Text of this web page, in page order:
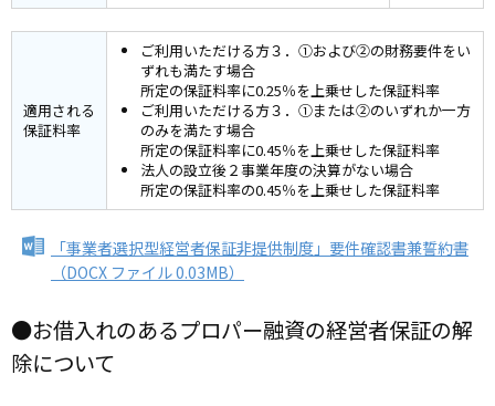
適用される
保証料率
ご利用いただける方３．①および②の財務要件をい
ずれも満たす場合
所定の保証料率に0.25％を上乗せした保証料率
ご利用いただける方３．①または②のいずれか一方
のみを満たす場合
所定の保証料率に0.45％を上乗せした保証料率
法人の設立後２事業年度の決算がない場合
所定の保証料率の0.45％を上乗せした保証料率
「事業者選択型経営者保証非提供制度」要件確認書兼誓約書
（DOCX ファイル 0.03MB）
●お借入れのあるプロパー融資の経営者保証の解
除について